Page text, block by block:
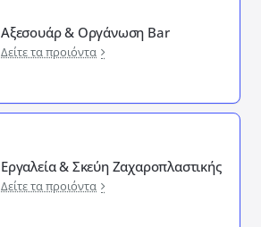
Αξεσουάρ & Οργάνωση Bar
Δείτε τα προιόντα
Εργαλεία & Σκεύη Ζαχαροπλαστικής
Δείτε τα προιόντα